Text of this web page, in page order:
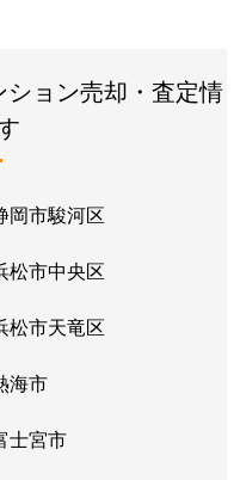
ョン売却・査定情
岡市駿河区
松市中央区
松市天竜区
海市
士宮市